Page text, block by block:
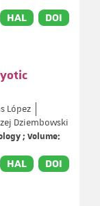
HAL DOI
López
Dziembowski
; Volume:
HAL DOI